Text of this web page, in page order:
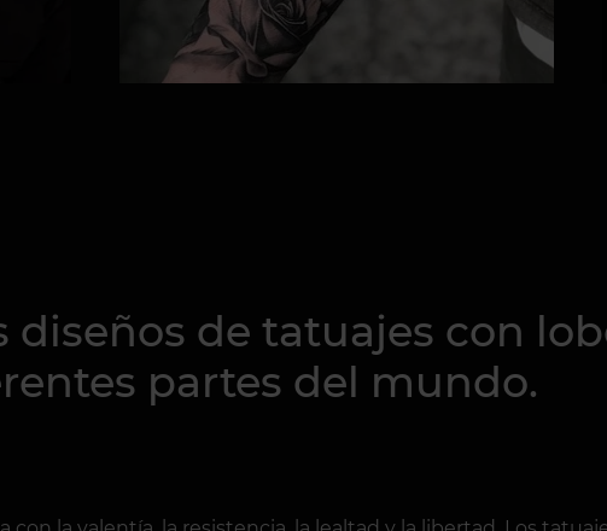
diseños de tatuajes con
partes del mundo.